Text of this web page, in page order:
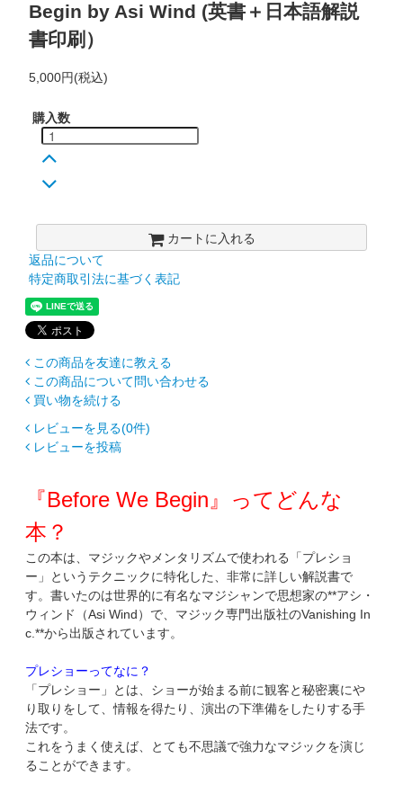
Begin by Asi Wind (英書＋日本語解説
書印刷）
5,000円(税込)
購入数
カートに入れる
返品について
特定商取引法に基づく表記
この商品を友達に教える
この商品について問い合わせる
買い物を続ける
レビューを見る(0件)
レビューを投稿
『Before We Begin』ってどんな
本？
この本は、マジックやメンタリズムで使われる「プレショ
ー」というテクニックに特化した、非常に詳しい解説書で
す。書いたのは世界的に有名なマジシャンで思想家の**アシ・
ウィンド（Asi Wind）で、マジック専門出版社のVanishing In
c.**から出版されています。
プレショーってなに？
「プレショー」とは、ショーが始まる前に観客と秘密裏にや
り取りをして、情報を得たり、演出の下準備をしたりする手
法です。
これをうまく使えば、とても不思議で強力なマジックを演じ
ることができます。